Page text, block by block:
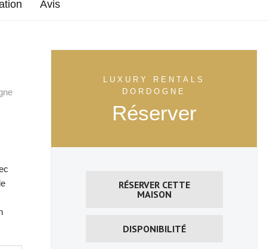
Avis
LUXURY RENTALS
DORDOGNE
Réserver
RÉSERVER CETTE
MAISON
DISPONIBILITÉ